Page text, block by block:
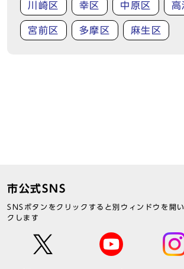
川崎区 幸区 中原区 高
宮前区 多摩区 麻生区
市公式SNS
SNSボタンをクリックすると別ウィンドウを開
クします